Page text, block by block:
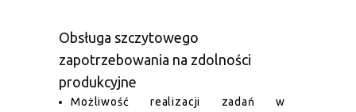
Obsługa szczytowego
zapotrzebowania na zdolności
produkcyjne
Możliwość realizacji zadań w